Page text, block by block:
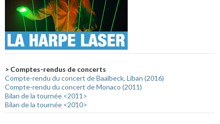
> Comptes-rendus de concerts
Compte-rendu du concert de Baalbeck, Liban (2016)
Compte-rendu du concert de Monaco (2011)
Bilan de la tournée <2011>
Bilan de la tournée <2010>